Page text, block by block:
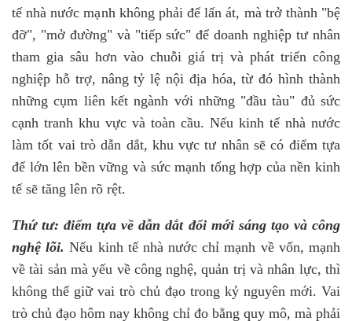
tế nhà nước mạnh không phải để lấn át, mà trở thành "bệ
đỡ", "mở đường" và "tiếp sức" để doanh nghiệp tư nhân
tham gia sâu hơn vào chuỗi giá trị và phát triển công
nghiệp hỗ trợ, nâng tỷ lệ nội địa hóa, từ đó hình thành
những cụm liên kết ngành với những "đầu tàu" đủ sức
cạnh tranh khu vực và toàn cầu. Nếu kinh tế nhà nước
làm tốt vai trò dẫn dắt, khu vực tư nhân sẽ có điểm tựa
để lớn lên bền vững và sức mạnh tổng hợp của nền kinh
tế sẽ tăng lên rõ rệt.
Thứ tư: điểm tựa về dẫn dắt đổi mới sáng tạo và công
nghệ lõi. Nếu kinh tế nhà nước chỉ mạnh về vốn, mạnh
về tài sản mà yếu về công nghệ, quản trị và nhân lực, thì
không thể giữ vai trò chủ đạo trong kỷ nguyên mới. Vai
trò chủ đạo hôm nay không chỉ đo bằng quy mô, mà phải